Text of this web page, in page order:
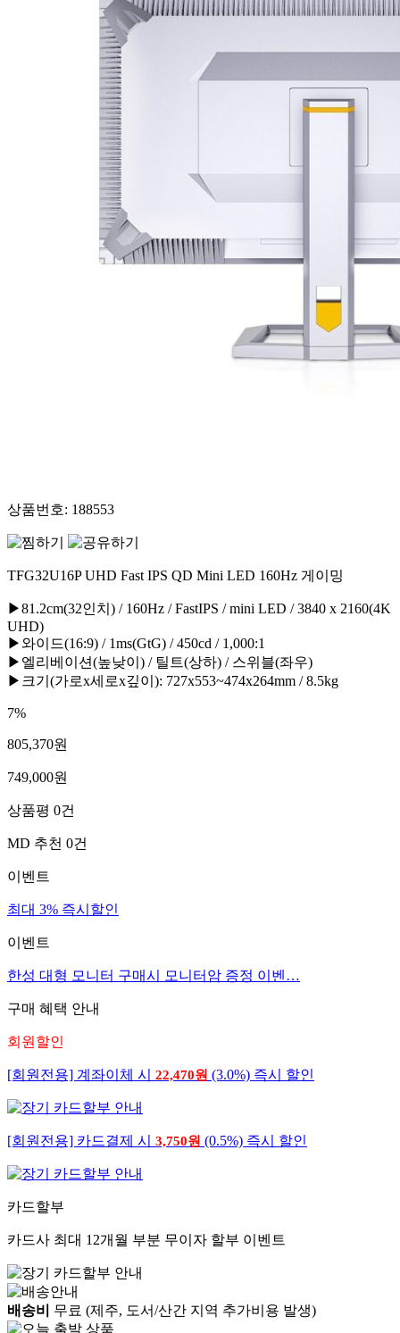
상품번호: 188553
TFG32U16P UHD Fast IPS QD Mini LED 160Hz 게이밍
▶81.2cm(32인치) / 160Hz / FastIPS / mini LED / 3840 x 2160(4K
UHD)
▶와이드(16:9) / 1ms(GtG) / 450cd / 1,000:1
▶엘리베이션(높낮이) / 틸트(상하) / 스위블(좌우)
▶크기(가로x세로x깊이): 727x553~474x264mm / 8.5kg
7%
805,370원
749,000원
상품평 0건
MD 추천 0건
이벤트
최대 3% 즉시할인
이벤트
한성 대형 모니터 구매시 모니터암 증정 이벤…
구매 혜택 안내
회원할인
[회원전용] 계좌이체 시 22,470원 (3.0%) 즉시 할인
[회원전용] 카드결제 시 3,750원 (0.5%) 즉시 할인
카드할부
카드사 최대 12개월 부분 무이자 할부 이벤트
배송비 무료 (제주, 도서/산간 지역 추가비용 발생)